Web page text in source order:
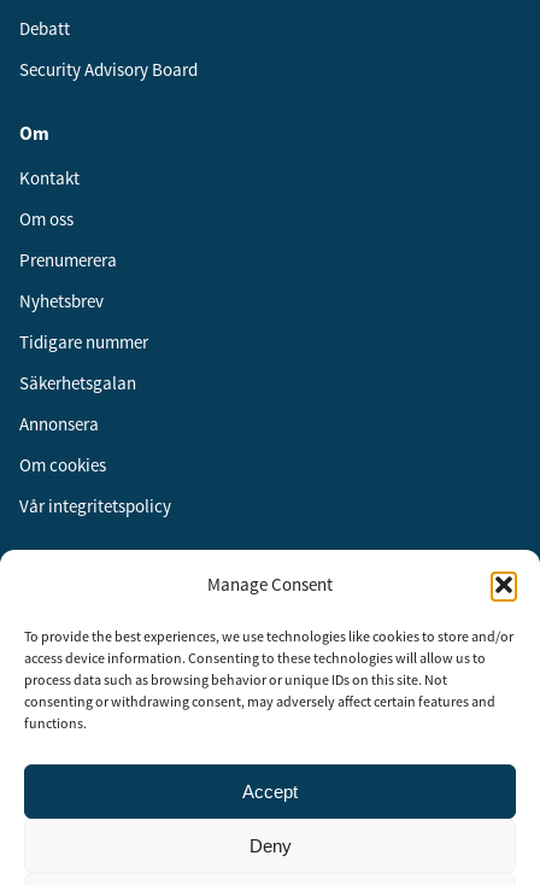
Manage Consent
To provide the best experiences, we use technologies like cookies to store and/or
access device information. Consenting to these technologies will allow us to
process data such as browsing behavior or unique IDs on this site. Not
consenting or withdrawing consent, may adversely affect certain features and
functions.
Accept
Deny
Debatt
Security Advisory Board
Om
Kontakt
Om oss
Prenumerera
Nyhetsbrev
Tidigare nummer
Säkerhetsgalan
Annonsera
Om cookies
Vår integritetspolicy
Instagram
LinkedIn
Säkerhet år 2003 för att stimulera, utveckla och informera om